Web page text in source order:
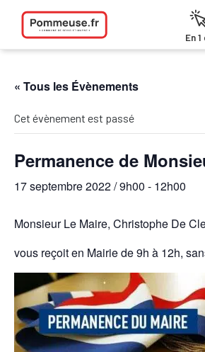
Aller au contenu
En
« Tous les Évènements
Cet évènement est passé
Permanence de
17 septembre 2022 / 9h00 - 12h00
Monsieur Le Maire, Christophe De
vous reçoit en Mairie de 9h à 12h,